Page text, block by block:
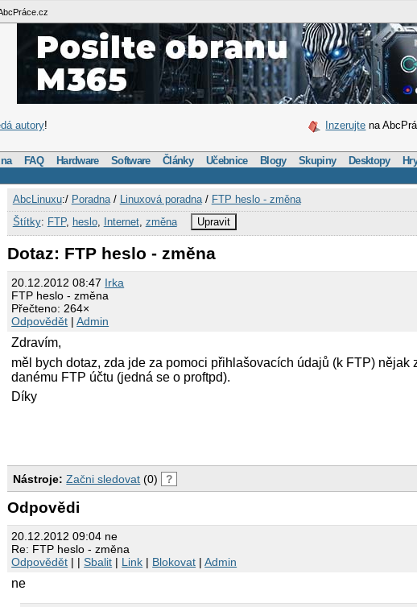
autory! Inzerujte na
FAQ Hardware Software Články Učebnice Blogy Skupiny Desktopy
AbcLinuxu:/ Poradna/ Linuxová poradna/ FTP heslo - změna
Štítky: FTP, heslo, Internet, změna Upravit
Dotaz: FTP heslo - změna
20.12.2012 08:47 Irka
FTP heslo - změna
Přečteno: 264×
Odpovědět |Admin
Zdravím,
měl bych dotaz, zda jde za pomoci přihlašovacích údajů (k FTP) nějak
danému FTP účtu (jedná se o proftpd).
Díky
Nástroje: Začni sledovat (0) ?
Odpovědi
20.12.2012 09:04 ne
Re: FTP heslo - změna
Odpovědět | |Sbalit | Link | Blokovat |Admin
ne